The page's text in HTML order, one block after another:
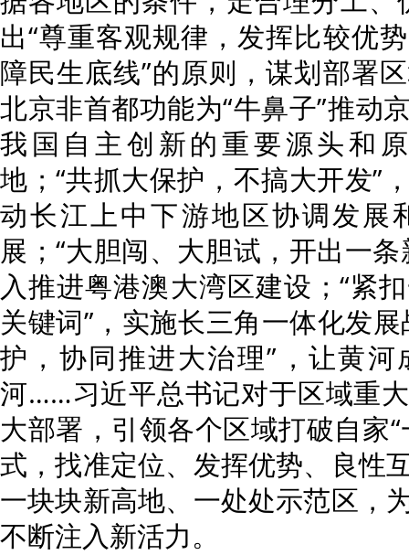
出“尊重客观规律，发挥比较优
障民生底线”的原则，谋划部署
北京非首都功能为“牛鼻子”推动
我国自主创新的重要源头和
地；“共抓大保护，不搞大开发”
动长江上中下游地区协调发展
展；“大胆闯、大胆试，开出一
入推进粤港澳大湾区建设；“紧
关键词”，实施长三角一体化发
护，协同推进大治理”，让黄
河……习近平总书记对于区域重
大部署，引领各个区域打破自家
式，找准定位、发挥优势、良性
一块块新高地、一处处示范区，
不断注入新活力。